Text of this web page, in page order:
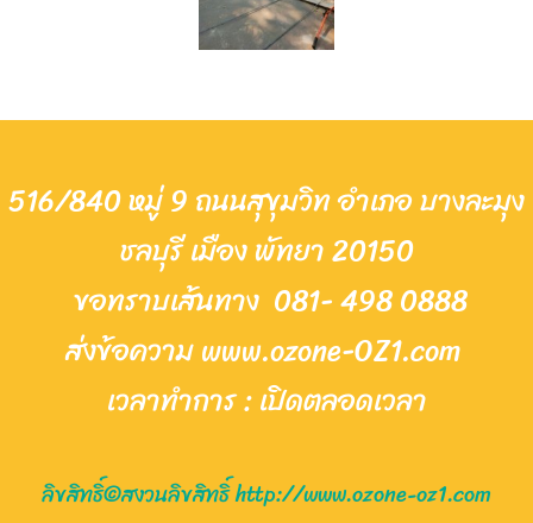
516/840 หมู่ 9 ถนนสุขุมวิท อำเภอ บางละมุง
ชลบุรี เมือง พัทยา 20150
ขอทราบเส้นทาง 081- 498 0888
ส่งข้อความ www.ozone-OZ1.com
เวลาทำการ : เปิดตลอดเวลา
ลิขสิทธิ์©สงวนลิขสิทธิ์ http://www.ozone-oz1.com